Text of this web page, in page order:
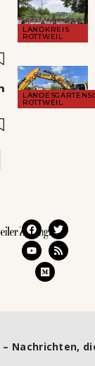
LANDKREIS
ROTTWEIL
ROTTWEIL
– Nachrichten,